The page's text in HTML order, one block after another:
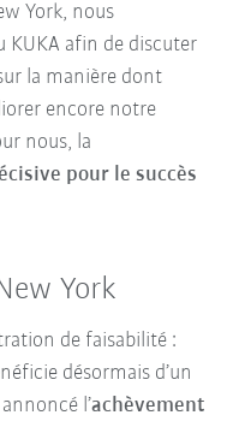
York, nous
KUKA afin de discuter
la manière dont
encore notre
nous, la
pour le succès
York
de faisabilité :
désormais d’un
l’achèvement